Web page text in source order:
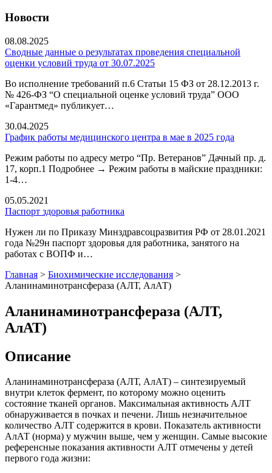
Новости
08.08.2025
Сводные данные о результатах проведения специальной
оценки условий труда от 30.07.2025
Во исполнение требований п.6 Статьи 15 ФЗ от 28.12.2013 г.
№ 426-ФЗ “О специальной оценке условий труда” ООО
«Гарантмед» публикует…
30.04.2025
График работы медицинского центра в мае в 2025 года
Режим работы по адресу метро “Пр. Ветеранов” Дачный пр. д.
17, корп.1 Подробнее → Режим работы в майские праздники:
1-4…
05.05.2021
Паспорт здоровья работника
Нужен ли по Приказу Минздравсоцразвития РФ от 28.01.2021
года №29н паспорт здоровья для работника, занятого на
работах с ВОПФ и…
Главная > Биохимические исследования >
Аланинаминотрансфераза (АЛТ, АлАТ)
Аланинаминотрансфераза (АЛТ,
АлАТ)
Описание
Аланинаминотрансфераза (АЛТ, АлАТ) – синтезируемый
внутри клеток фермент, по которому можно оценить
состояние тканей органов. Максимальная активность АЛТ
обнаруживается в почках и печени. Лишь незначительное
количество АЛТ содержится в крови. Показатель активности
АлАТ (норма) у мужчин выше, чем у женщин. Самые высокие
референсные показания активности АЛТ отмечены у детей
первого года жизни: